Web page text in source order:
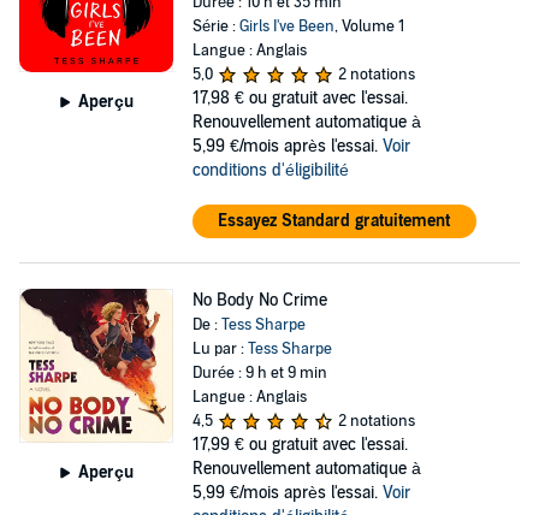
Aperçu
Série :Girls I've Been, Volume 1
Langue : Anglais
5,0
2 notations
17,98 € ou gratuit avec l'essai.
Renouvellement automatique à
5,99 €/mois après l'essai. Voir
conditions d'éligibilité
Essayez Standard gratuitement
Aperçu
No Body No Crime
De :Tess Sharpe
Lu par :Tess Sharpe
Durée : 9 h et 9 min
Langue : Anglais
4,5
2 notations
17,99 € ou gratuit avec l'essai.
Renouvellement automatique à
5,99 €/mois après l'essai. Voir